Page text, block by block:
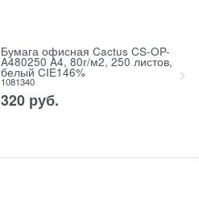
Бумага офисная Cactus CS-OP-
A480250 A4, 80г/м2, 250 листов,
белый CIE146%
1081340
320 руб.